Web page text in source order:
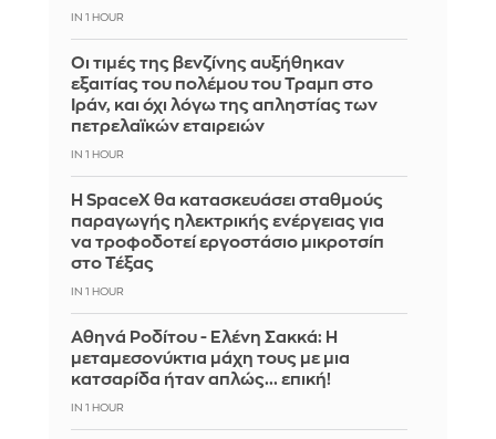
IN 1 HOUR
Οι τιμές της βενζίνης αυξήθηκαν
εξαιτίας του πολέμου του Τραμπ στο
Ιράν, και όχι λόγω της απληστίας των
πετρελαϊκών εταιρειών
IN 1 HOUR
Η SpaceX θα κατασκευάσει σταθμούς
παραγωγής ηλεκτρικής ενέργειας για
να τροφοδοτεί εργοστάσιο μικροτσίπ
στο Τέξας
IN 1 HOUR
Αθηνά Ροδίτου - Ελένη Σακκά: Η
μεταμεσονύκτια μάχη τους με μια
κατσαρίδα ήταν απλώς... επική!
IN 1 HOUR